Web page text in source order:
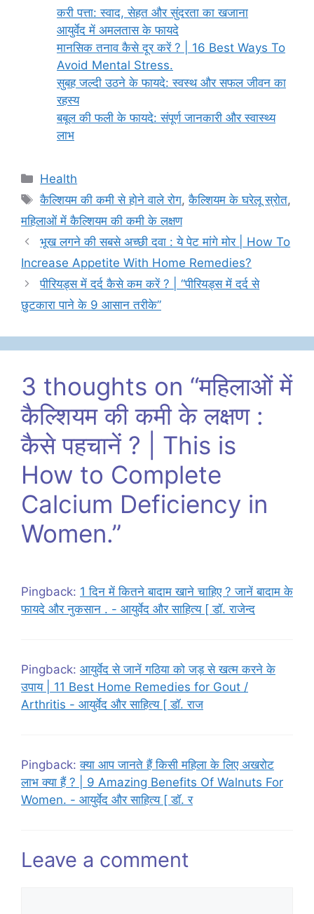
करी पत्ता: स्वाद, सेहत और सुंदरता का खजाना
आयुर्वेद में अमलतास के फायदे
मानसिक तनाव कैसे दूर करें ? | 16 Best Ways To
Avoid Mental Stress.
सुबह जल्दी उठने के फायदे: स्वस्थ और सफल जीवन का
रहस्य
बबूल की फली के फायदे: संपूर्ण जानकारी और स्वास्थ्य
लाभ
Categories
Health
Tags
कैल्शियम की कमी से होने वाले रोग,कैल्शियम के घरेलू स्रोत,
महिलाओं में कैल्शियम की कमी के लक्षण
भूख लगने की सबसे अच्छी दवा : ये पेट मांगे मोर | How To
Increase Appetite With Home Remedies?
पीरियड्स में दर्द कैसे कम करें ? | “पीरियड्स में दर्द से
छुटकारा पाने के 9 आसान तरीके”
3 thoughts on “महिलाओं में
कैल्शियम की कमी के लक्षण :
कैसे पहचानें ? | This is
How to Complete
Calcium Deficiency in
Women.”
Pingback: 1 दिन में कितने बादाम खाने चाहिए ? जानें बादाम के
फायदे और नुकसान . - आयुर्वेद और साहित्य [ डॉ. राजेन्द
Pingback: आयुर्वेद से जानें गठिया को जड़ से खत्म करने के
उपाय | 11 Best Home Remedies for Gout /
Arthritis - आयुर्वेद और साहित्य [ डॉ. राज
Pingback:क्या आप जानते हैं किसी महिला के लिए अखरोट
लाभ क्या हैं ? | 9 Amazing Benefits Of Walnuts For
Women. - आयुर्वेद और साहित्य [ डॉ. र
Leave a comment